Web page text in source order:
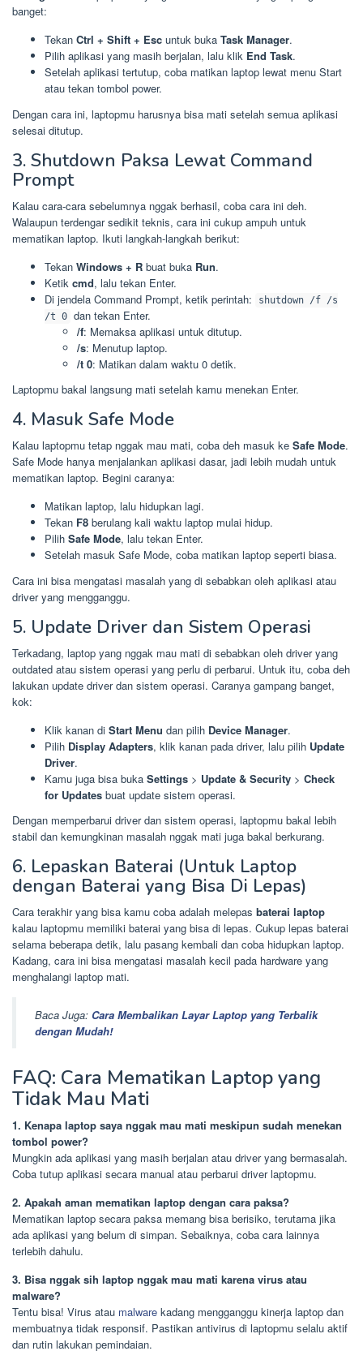
banget:
Tekan Ctrl + Shift + Esc untuk buka Task Manager.
Pilih aplikasi yang masih berjalan, lalu klik End Task.
Setelah aplikasi tertutup, coba matikan laptop lewat menu Start
atau tekan tombol power.
Dengan cara ini, laptopmu harusnya bisa mati setelah semua aplikasi
selesai ditutup.
3. Shutdown Paksa Lewat Command
Prompt
Kalau cara-cara sebelumnya nggak berhasil, coba cara ini deh.
Walaupun terdengar sedikit teknis, cara ini cukup ampuh untuk
mematikan laptop. Ikuti langkah-langkah berikut:
Tekan Windows + R buat buka Run.
Ketik cmd, lalu tekan Enter.
Di jendela Command Prompt, ketik perintah:
shutdown /f /s
/t 0 dan tekan Enter.
/f: Memaksa aplikasi untuk ditutup.
/s: Menutup laptop.
/t 0: Matikan dalam waktu 0 detik.
Laptopmu bakal langsung mati setelah kamu menekan Enter.
4. Masuk Safe Mode
Kalau laptopmu tetap nggak mau mati, coba deh masuk ke Safe Mode.
Safe Mode hanya menjalankan aplikasi dasar, jadi lebih mudah untuk
mematikan laptop. Begini caranya:
Matikan laptop, lalu hidupkan lagi.
Tekan F8 berulang kali waktu laptop mulai hidup.
Pilih Safe Mode, lalu tekan Enter.
Setelah masuk Safe Mode, coba matikan laptop seperti biasa.
Cara ini bisa mengatasi masalah yang di sebabkan oleh aplikasi atau
driver yang mengganggu.
5. Update Driver dan Sistem Operasi
Terkadang, laptop yang nggak mau mati di sebabkan oleh driver yang
outdated atau sistem operasi yang perlu di perbarui. Untuk itu, coba deh
lakukan update driver dan sistem operasi. Caranya gampang banget,
kok:
Klik kanan di Start Menu dan pilih Device Manager.
Pilih Display Adapters, klik kanan pada driver, lalu pilih Update
Driver.
Kamu juga bisa buka Settings > Update & Security > Check
for Updates buat update sistem operasi.
Dengan memperbarui driver dan sistem operasi, laptopmu bakal lebih
stabil dan kemungkinan masalah nggak mati juga bakal berkurang.
6. Lepaskan Baterai (Untuk Laptop
dengan Baterai yang Bisa Di Lepas)
Cara terakhir yang bisa kamu coba adalah melepas baterai laptop
kalau laptopmu memiliki baterai yang bisa di lepas. Cukup lepas baterai
selama beberapa detik, lalu pasang kembali dan coba hidupkan laptop.
Kadang, cara ini bisa mengatasi masalah kecil pada hardware yang
menghalangi laptop mati.
Baca Juga: Cara Membalikan Layar Laptop yang Terbalik
dengan Mudah!
FAQ: Cara Mematikan Laptop yang
Tidak Mau Mati
1. Kenapa laptop saya nggak mau mati meskipun sudah menekan
tombol power?
Mungkin ada aplikasi yang masih berjalan atau driver yang bermasalah.
Coba tutup aplikasi secara manual atau perbarui driver laptopmu.
2. Apakah aman mematikan laptop dengan cara paksa?
Mematikan laptop secara paksa memang bisa berisiko, terutama jika
ada aplikasi yang belum di simpan. Sebaiknya, coba cara lainnya
terlebih dahulu.
3. Bisa nggak sih laptop nggak mau mati karena virus atau
malware?
Tentu bisa! Virus atau malware kadang mengganggu kinerja laptop dan
membuatnya tidak responsif. Pastikan antivirus di laptopmu selalu aktif
dan rutin lakukan pemindaian.